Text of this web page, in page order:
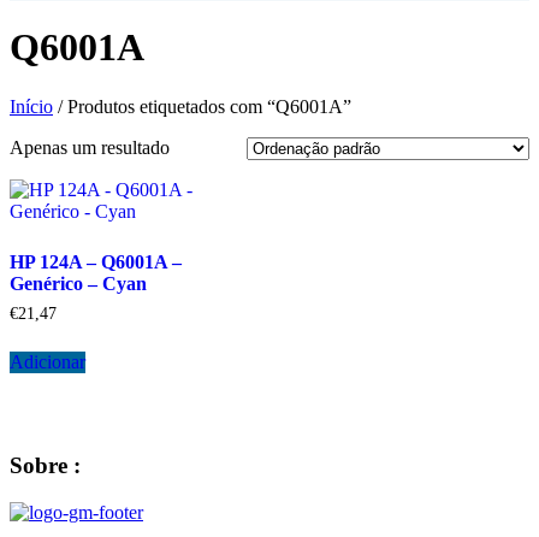
Q6001A
Início / Produtos etiquetados com “Q6001A”
Apenas um resultado
HP 124A – Q6001A –
Genérico – Cyan
€21,47
Adicionar
Sobre :